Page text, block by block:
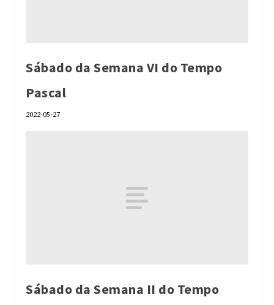
Sábado da Semana VI do Tempo
Pascal
2022-05-27
Sábado da Semana II do Tempo